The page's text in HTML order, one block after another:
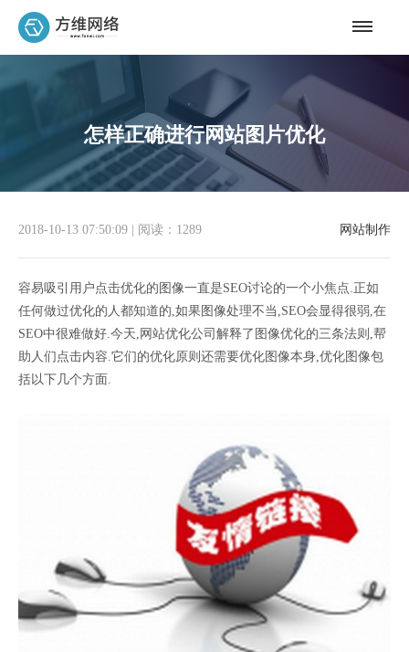
怎样正确进行网站图片优化
网站制作
2018-10-13 07:50:09 阅读：1289
容易吸引用户点击优化的图像一直是SEO讨论的一个小焦点.正如
任何做过优化的人都知道的,如果图像处理不当,SEO会显得很弱,在
SEO中很难做好.今天,网站优化公司解释了图像优化的三条法则,帮
助人们点击内容.它们的优化原则还需要优化图像本身,优化图像包
括以下几个方面.